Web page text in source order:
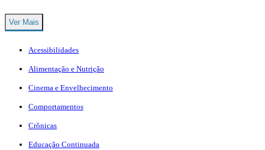
Ver Mais
Acessibilidades
Alimentação e Nutrição
Cinema e Envelhecimento
Comportamentos
Crônicas
Educação Continuada